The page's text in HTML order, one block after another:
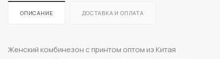
ОПИСАНИЕ ДОСТАВКА И ОПЛАТА
Женский комбинезон с принтом оптом из Китая